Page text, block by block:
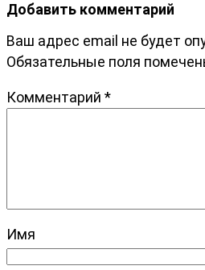
Добавить комментарий
Ваш адрес email не будет
Обязательные поля
Комментарий *
Имя